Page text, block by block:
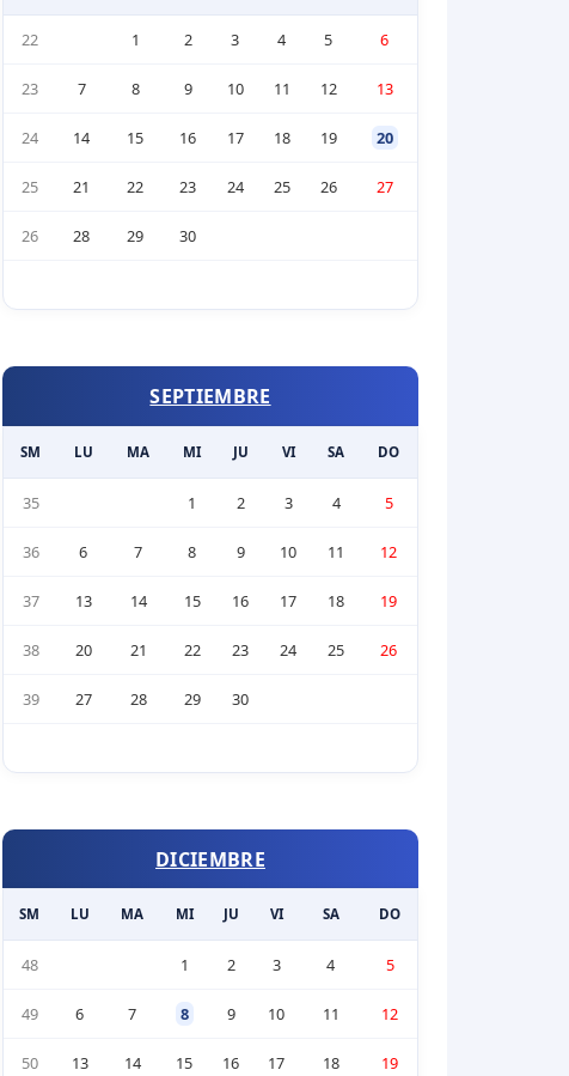
22 1 2 3 4 5 6
23 7 8 9 10 11 12 13
24 14 15 16 17 18 19 20
25 21 22 23 24 25 26 27
26 28 29 30
SEPTIEMBRE
SM LU MA MI JU VI SA DO
35 1 2 3 4 5
36 6 7 8 9 10 11 12
37 13 14 15 16 17 18 19
38 20 21 22 23 24 25 26
39 27 28 29 30
DICIEMBRE
SM LU MA MI JU VI SA DO
48 1 2 3 4 5
49 6 7 8 9 10 11 12
50 13 14 15 16 17 18 19